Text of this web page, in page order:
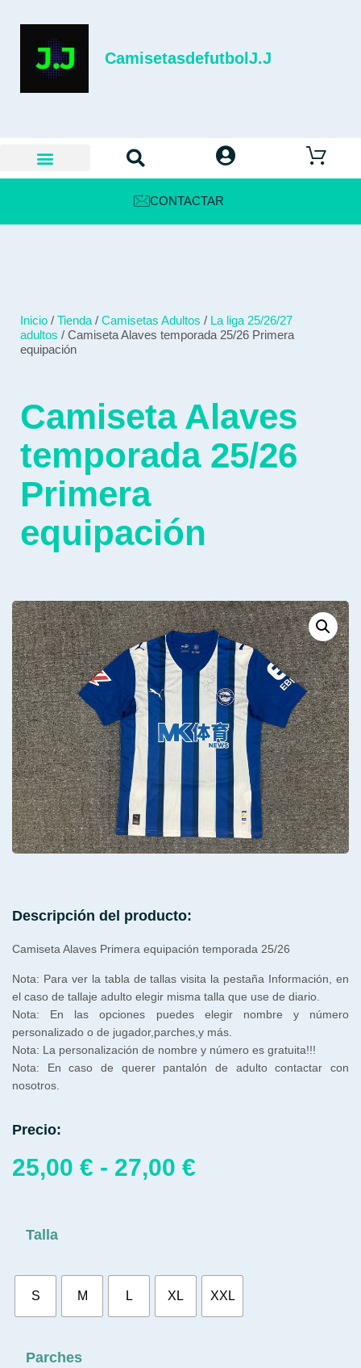
CamisetasdefutbolJ.J
CONTACTAR
Inicio / Tienda / Camisetas Adultos / La liga 25/26/27
adultos / Camiseta Alaves temporada 25/26 Primera
equipación
Camiseta Alaves
temporada 25/26
Primera
equipación
Descripción del producto:
Camiseta Alaves Primera equipación temporada 25/26
Nota: Para ver la tabla de tallas visita la pestaña Información, en
el caso de tallaje adulto elegir misma talla que use de diario.
Nota: En las opciones puedes elegir nombre y número
personalizado o de jugador,parches,y más.
Nota: La personalización de nombre y número es gratuita!!!
Nota: En caso de querer pantalón de adulto contactar con
nosotros.
Precio:
25,00 € - 27,00 €
Talla
S M L XL XXL
Parches